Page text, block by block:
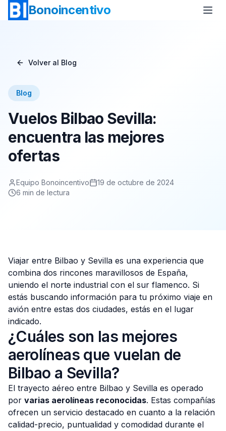
Bonoincentivo
Bono Vuelo
Bono Minicrucero
Bono Crucero
Consulta Gratis
Volver al Blog
Blog
Vuelos Bilbao Sevilla:
encuentra las mejores
ofertas
Equipo Bonoincentivo
19 de octubre de 2024
6 min de lectura
Viajar entre Bilbao y Sevilla es una experiencia que
combina dos rincones maravillosos de España,
uniendo el norte industrial con el sur flamenco. Si
estás buscando información para tu próximo viaje en
avión entre estas dos ciudades, estás en el lugar
indicado.
¿Cuáles son las mejores
aerolíneas que vuelan de
Bilbao a Sevilla?
El trayecto aéreo entre Bilbao y Sevilla es operado
por varias aerolíneas reconocidas. Estas compañías
ofrecen un servicio destacado en cuanto a la relación
calidad-precio, puntualidad y comodidad durante el